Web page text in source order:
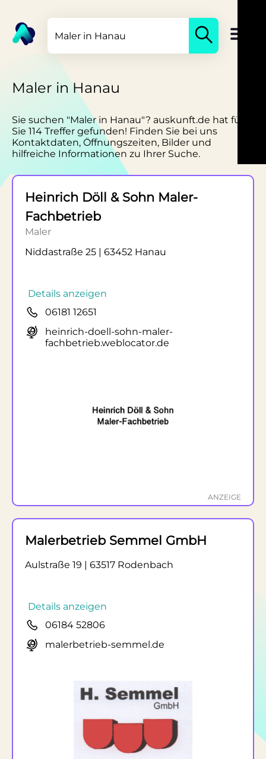
Maler in Hanau
Sie suchen "Maler in Hanau"? auskunft.de hat für
Sie 114 Treffer gefunden! Finden Sie bei uns
Kontaktdaten, Öffnungszeiten, Bilder und
hilfreiche Informationen zu Ihrer Suche.
Heinrich Döll & Sohn Maler-
Fachbetrieb
Maler
Niddastraße 25 | 63452 Hanau
Details anzeigen
06181 12651
heinrich-doell-sohn-maler-
fachbetrieb.weblocator.de
ANZEIGE
Malerbetrieb Semmel GmbH
Aulstraße 19 | 63517 Rodenbach
Details anzeigen
06184 52806
malerbetrieb-semmel.de